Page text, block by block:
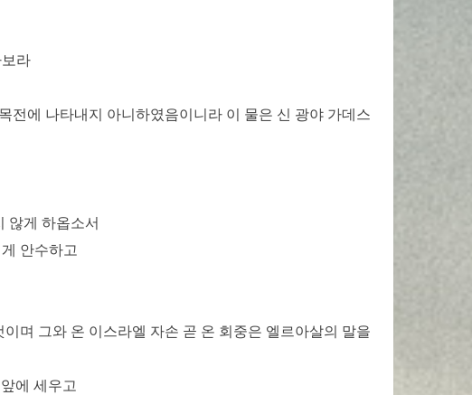
라
전에 나타내지 아니하였음이니라 이 물은 신 광야 가데스
않게 하옵소서
안수하고
며 그와 온 이스라엘 자손 곧 온 회중은 엘르아살의 말을
에 세우고